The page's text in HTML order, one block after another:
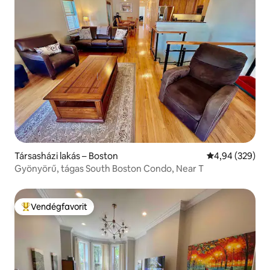
Társasházi lakás – Boston Átlagos
4,94 (329)
Gyönyörű, tágas South Boston Condo, Near T
Kiemelt vendégfavorit
Vendégfavorit